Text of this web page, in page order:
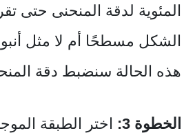
المئوية لدقة المنحنى حتى
الشكل مسطحًا أم لا مثل
هذه الحالة سنضبط دقة
الخطوة 3:
اختر الطبقة